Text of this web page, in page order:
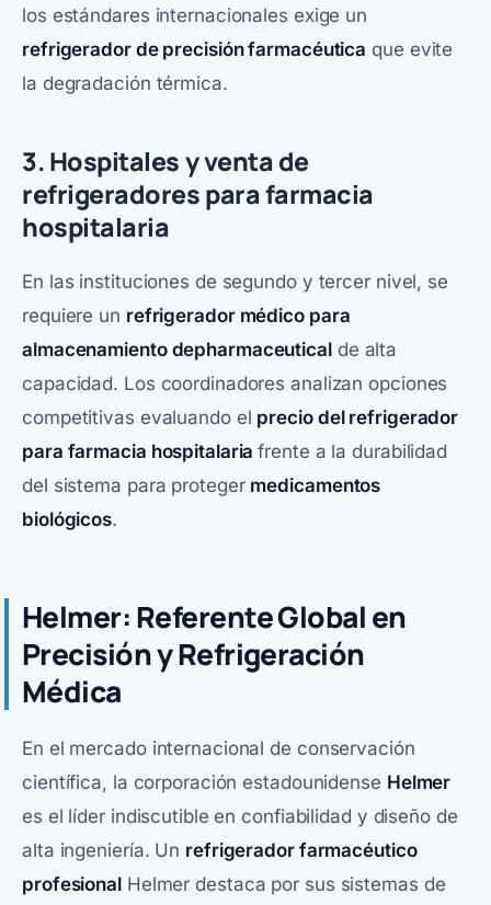
los estándares internacionales exige un
refrigerador de precisión farmacéutica que evite
la degradación térmica.
3. Hospitales y venta de
refrigeradores para farmacia
hospitalaria
En las instituciones de segundo y tercer nivel, se
requiere un refrigerador médico para
almacenamiento depharmaceuticalde alta
capacidad. Los coordinadores analizan opciones
competitivas evaluando el precio del refrigerador
para farmacia hospitalariafrente a la durabilidad
del sistema para proteger medicamentos
biológicos.
Helmer: Referente Global en
Precisión y Refrigeración
Médica
En el mercado internacional de conservación
científica, la corporación estadounidense Helmer
es el líder indiscutible en confiabilidad y diseño de
alta ingeniería. Un refrigerador farmacéutico
profesionalHelmer destaca por sus sistemas de